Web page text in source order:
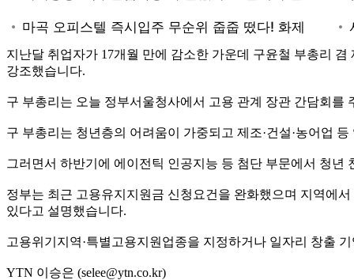
지난달 취업자가 17개월 만에 감소한 가운데 구윤철 부총리
강조했습니다.
구 부총리는 오늘 정부서울청사에서 고용 관계 장관 간담회를
구 부총리는 청년층의 어려움이 가중되고 제조·건설·농어업
그러면서 하반기에 에이전틱 인공지능 등 첨단 부문에서 청
정부는 최근 고용유지지원금 신청요건을 완화했으며 지역에
있다고 설명했습니다.
고용위기지역·특별고용지원업종을 지정하거나 일자리 창출
YTN 이승은 (selee@ytn.co.kr)